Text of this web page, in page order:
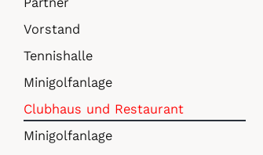
Vorstand
Tennishalle
Minigolfanlage
Clubhaus und Restaurant
Minigolfanlage